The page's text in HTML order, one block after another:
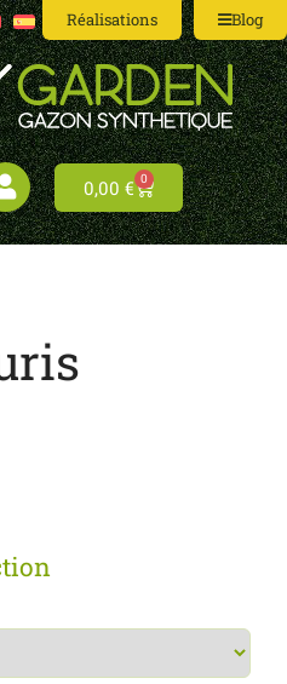
Réalisations Blog
0,00 € 0